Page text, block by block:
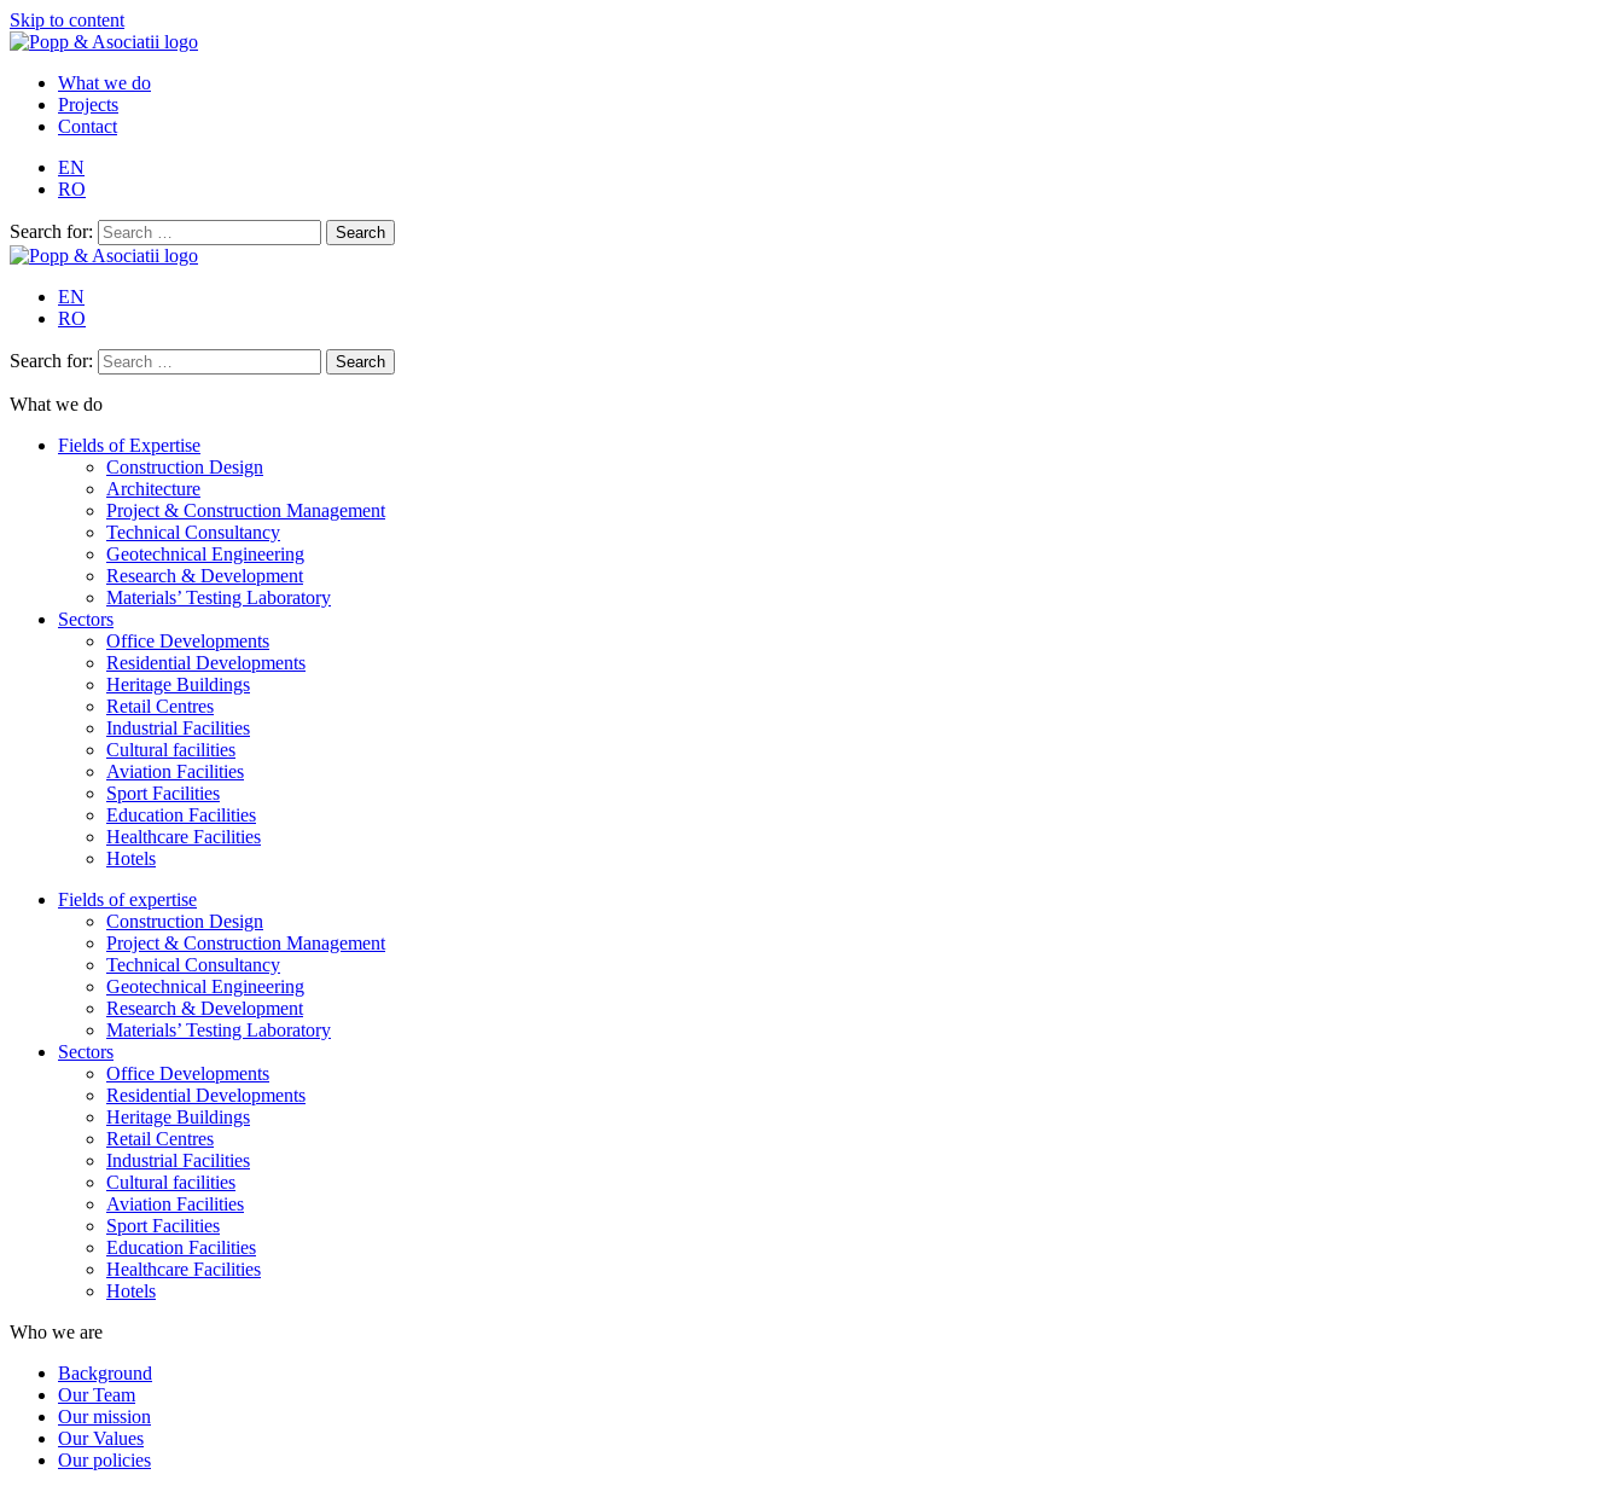
Skip to content
What we do
Projects
Contact
EN
RO
Search for:
EN
RO
Search for:
What we do
Fields of Expertise
Construction Design
Architecture
Project & Construction Management
Technical Consultancy
Geotechnical Engineering
Research & Development
Materials’ Testing Laboratory
Sectors
Office Developments
Residential Developments
Heritage Buildings
Retail Centres
Industrial Facilities
Cultural facilities
Aviation Facilities
Sport Facilities
Education Facilities
Healthcare Facilities
Hotels
Fields of expertise
Construction Design
Project & Construction Management
Technical Consultancy
Geotechnical Engineering
Research & Development
Materials’ Testing Laboratory
Sectors
Office Developments
Residential Developments
Heritage Buildings
Retail Centres
Industrial Facilities
Cultural facilities
Aviation Facilities
Sport Facilities
Education Facilities
Healthcare Facilities
Hotels
Who we are
Background
Our Team
Our mission
Our Values
Our policies